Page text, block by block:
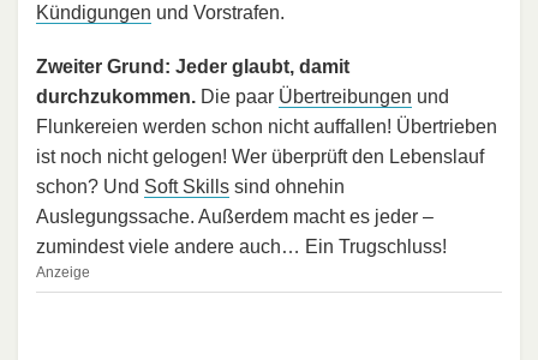
Kündigungen und Vorstrafen.
Zweiter Grund: Jeder glaubt, damit
durchzukommen. Die paar Übertreibungen und
Flunkereien werden schon nicht auffallen! Übertrieben
ist noch nicht gelogen! Wer überprüft den Lebenslauf
schon? Und Soft Skills sind ohnehin
Auslegungssache. Außerdem macht es jeder –
zumindest viele andere auch… Ein Trugschluss!
Anzeige